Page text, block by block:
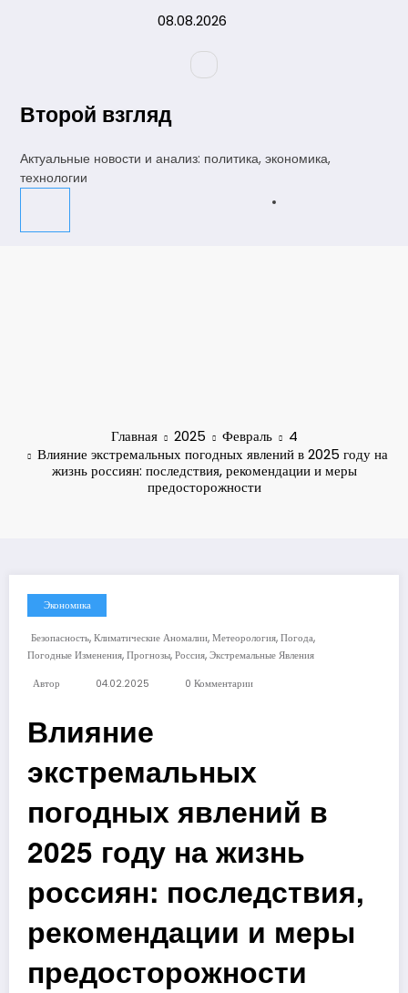
08.08.2026
Второй взгляд
Актуальные новости и анализ: политика, экономика,
технологии
Главная 2025 Февраль
4
Влияние экстремальных погодных явлений в 2025 году на
жизнь россиян: последствия, рекомендации и меры
предосторожности
Экономика
Безопасность, Климатические Аномалии, Метеорология, Погода,
Погодные Изменения, Прогнозы, Россия, Экстремальные Явления
Автор 04.02.2025 0 Комментарии
Влияние
экстремальных
погодных явлений в
2025 году на жизнь
россиян: последствия,
рекомендации и меры
предосторожности